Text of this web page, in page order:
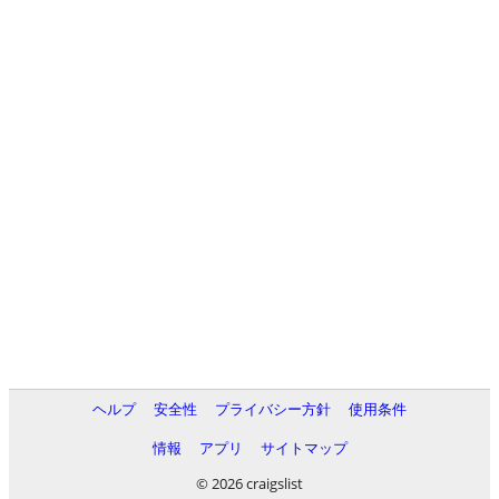
ヘルプ 安全性 プライバシー方針
使用条件
情報
アプリ
サイトマップ
© 2026 craigslist